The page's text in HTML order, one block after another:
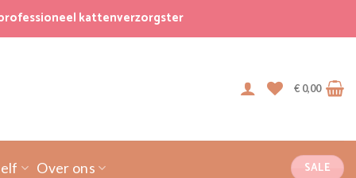
kattenverzorgster
€ 0,00
Over ons SALE